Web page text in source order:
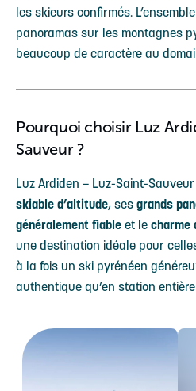
les skieurs confirmés.
panoramas sur les montagnes
beaucoup de caractère au
Pourquoi choisir Luz
Sauveur ?
Luz Ardiden – Luz-Saint-
skiable d’altitude, ses grands
généralement fiable et le charme
une destination idéale pour
à la fois un ski pyrénéen
authentique qu’en station